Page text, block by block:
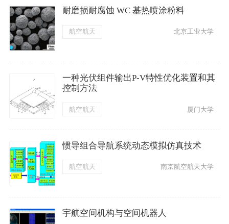
耐磨损耐腐蚀 WC 基热喷涂粉料
航空航天 北京工业大学
一种光伏组件输出P-V特性优化装置和其
控制方法
航空航天 厦门大学
惯导组合导航系统动态模拟仿真技术
航空航天 南京航空航天大学
宇航空间机构与空间机器人